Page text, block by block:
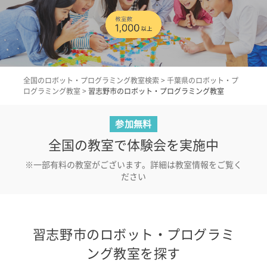
全国のロボット・プログラミング教室検索 > 千葉県のロボット・プ
ログラミング教室 > 習志野市のロボット・プログラミング教室
参加無料
全国の教室で体験会を実施中
※一部有料の教室がございます。詳細は教室情報をご覧く
ださい
習志野市のロボット・プログラミ
ング教室を探す